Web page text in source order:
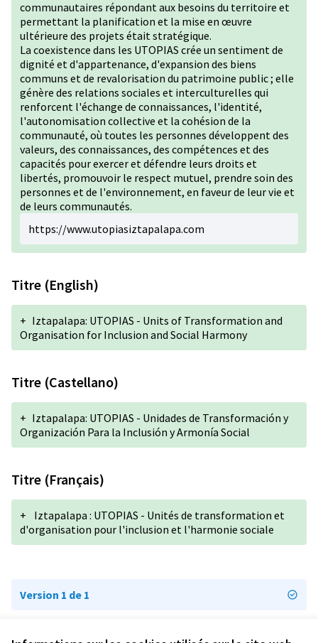
communautaires répondant aux besoins du territoire et
permettant la planification et la mise en œuvre
ultérieure des projets était stratégique.
La coexistence dans les UTOPIAS crée un sentiment de
dignité et d'appartenance, d'expansion des biens
communs et de revalorisation du patrimoine public ; elle
génère des relations sociales et interculturelles qui
renforcent l'échange de connaissances, l'identité,
l'autonomisation collective et la cohésion de la
communauté, où toutes les personnes développent des
valeurs, des connaissances, des compétences et des
capacités pour exercer et défendre leurs droits et
libertés, promouvoir le respect mutuel, prendre soin des
personnes et de l'environnement, en faveur de leur vie et
de leurs communautés.
https://www.utopiasiztapalapa.com
Titre (English)
+ Iztapalapa: UTOPIAS - Units of Transformation and
Organisation for Inclusion and Social Harmony
Titre (Castellano)
+ Iztapalapa: UTOPIAS - Unidades de Transformación y
Organización Para la Inclusión y Armonía Social
Titre (Français)
+
Iztapalapa : UTOPIAS - Unités de transformation et
d'organisation pour l'inclusion et l'harmonie sociale
Version 1 de 1